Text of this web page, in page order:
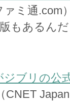
ァミ通.com
もあるん
ジブリの公
（CNET